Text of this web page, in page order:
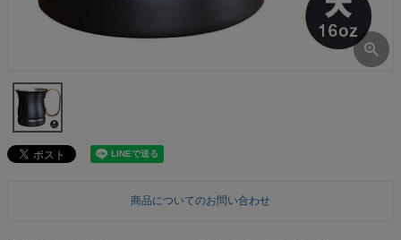
商品についてのお問い合わせ